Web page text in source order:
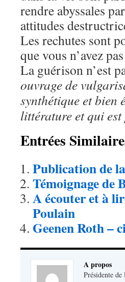
rendre abyssales
attitudes
Les rechutes sont
que vous n’avez
La guérison n’est
ouvrage de
synthétique et bien
littérature et qui est
Entrées
Publication de
Témoignage de
A écouter et à
Poulain
Geenen Roth –
A propos
Présidente